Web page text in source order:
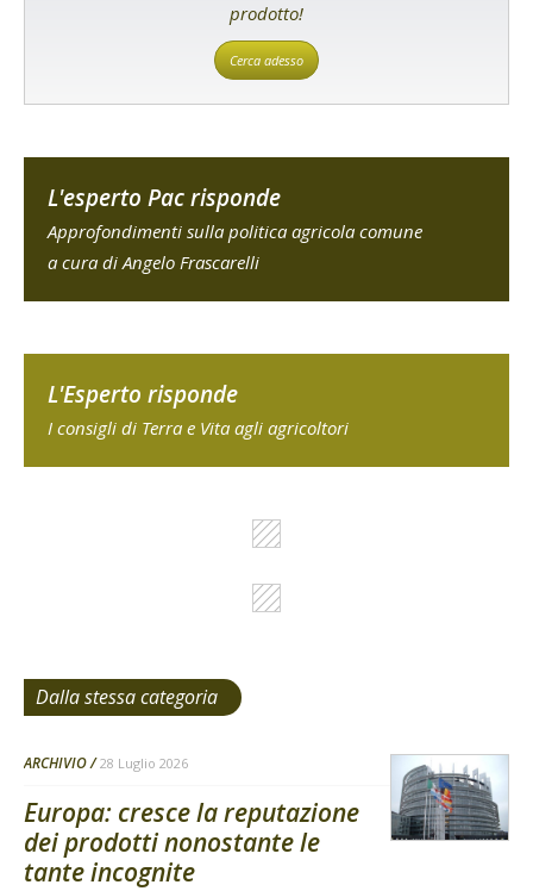
prodotto!
Cerca adesso
L'esperto Pac risponde
Approfondimenti sulla politica agricola comune
a cura di Angelo Frascarelli
L'Esperto risponde
I consigli di Terra e Vita agli agricoltori
Dalla stessa categoria
ARCHIVIO 28 Luglio 2026
Europa: cresce la reputazione
dei prodotti nonostante le
tante incognite